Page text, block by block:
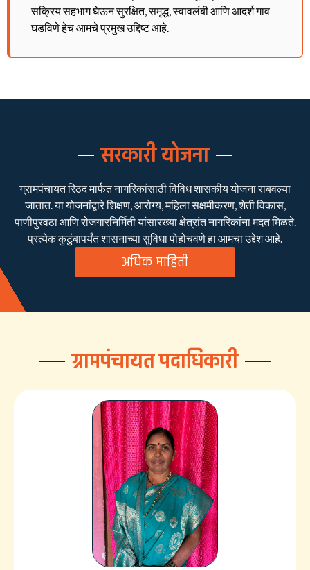
सक्रिय सहभाग घेऊन सुरक्षित, समृद्ध, स्वावलंबी आणि आदर्श गाव
घडविणे हेच आमचे प्रमुख उद्दिष्ट आहे.
सरकारी योजना
ग्रामपंचायत रिठद मार्फत नागरिकांसाठी विविध शासकीय योजना राबवल्या
जातात. या योजनांद्वारे शिक्षण, आरोग्य, महिला सक्षमीकरण, शेती विकास,
पाणीपुरवठा आणि रोजगारनिर्मिती यांसारख्या क्षेत्रांत नागरिकांना मदत मिळते.
प्रत्येक कुटुंबापर्यंत शासनाच्या सुविधा पोहोचवणे हा आमचा उद्देश आहे.
अधिक माहिती
ग्रामपंचायत पदाधिकारी